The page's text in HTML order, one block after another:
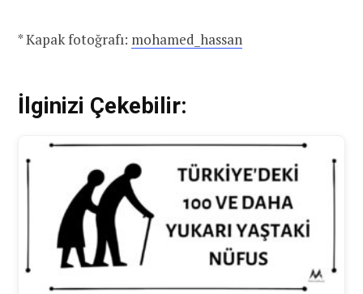
* Kapak fotoğrafı: mohamed_hassan
İlginizi Çekebilir: